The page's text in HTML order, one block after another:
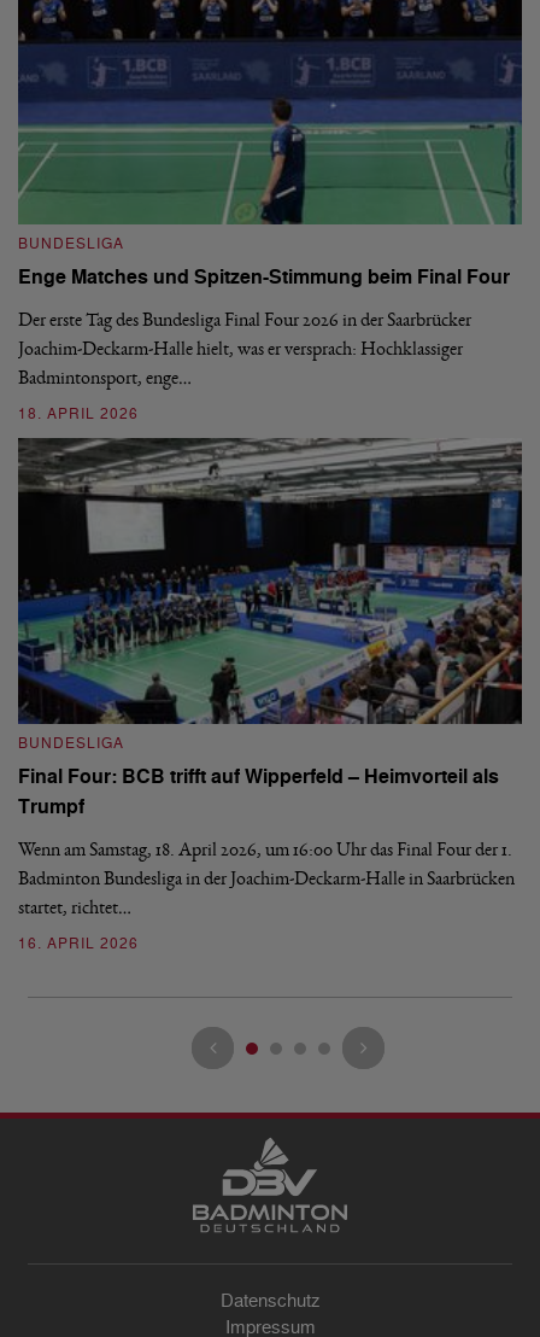
BUNDESLIGA
Enge Matches und Spitzen-Stimmung beim Final Four
Der erste Tag des Bundesliga Final Four 2026 in der Saarbrücker
Joachim-Deckarm-Halle hielt, was er versprach: Hochklassiger
Badmintonsport, enge…
18. APRIL 2026
BUNDESLIGA
Final Four: BCB trifft auf Wipperfeld – Heimvorteil als
Trumpf
Wenn am Samstag, 18. April 2026, um 16:00 Uhr das Final Four der 1.
Badminton Bundesliga in der Joachim-Deckarm-Halle in Saarbrücken
startet, richtet…
16. APRIL 2026
Datenschutz
Impressum